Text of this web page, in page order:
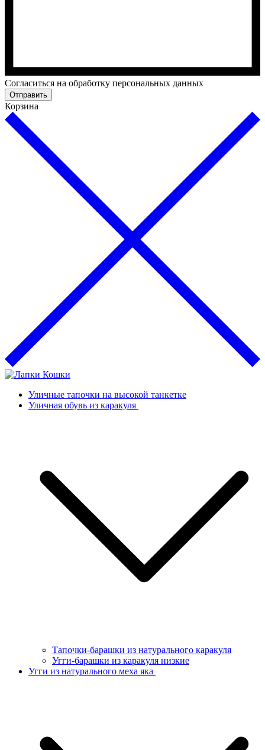
Cогласиться на обработку персональных данных
Отправить
Корзина
Уличные тапочки на высокой танкетке
Уличная обувь из каракуля
Тапочки-барашки из натурального каракуля
Угги-барашки из каракуля низкие
Угги из натурального меха яка